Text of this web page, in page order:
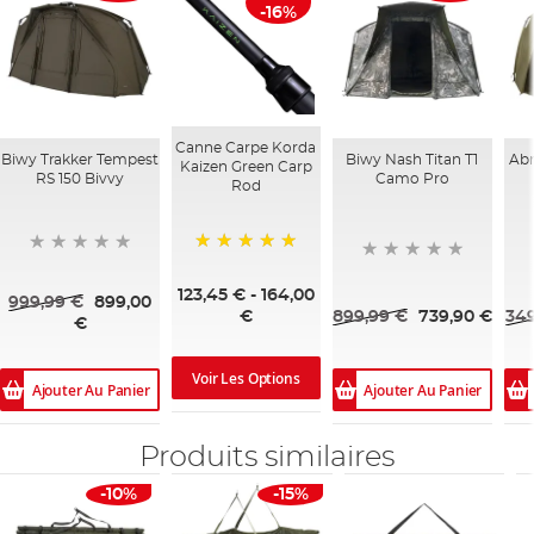
Biwy Trakker Tempest
RS 150 Bivvy
999,99 €
899,00
€
Ajouter Au Panier
-16%
Canne Carpe Korda
Kaizen Green Carp
Rod
123,45 €- 164,00
€
Voir Les Options
Biwy Nash Titan T1
Camo Pro
899,99 € 739,90 €
Ajouter Au Panier
Produits similaires
-10% -15%